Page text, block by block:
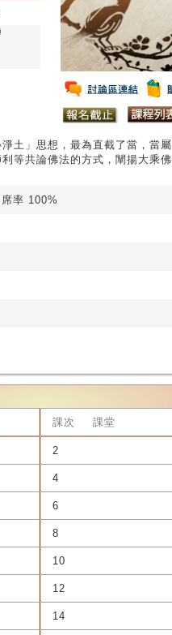
土」思想，最為直截了當，當
等共論佛法的方式，闡揚大乘佛
率 100%
課次 課堂
2
4
6
8
10
12
14